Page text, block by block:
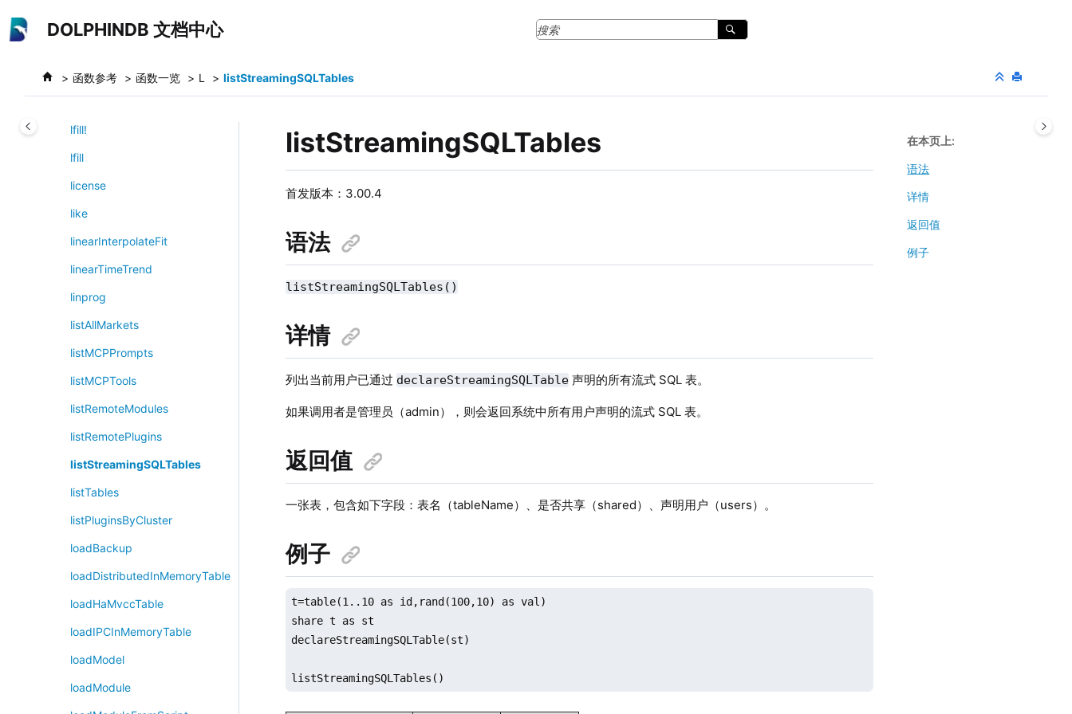
DOLPHINDB 文档中心
函数参考 函数一览 L listStreamingSQLTables
latestKeyedStreamTable
le
lfill!
lfill
license
like
linearInterpolateFit
linearTimeTrend
linprog
listAllMarkets
listMCPPrompts
listMCPTools
listRemoteModules
listRemotePlugins
listStreamingSQLTables
listTables
listPluginsByCluster
loadBackup
loadDistributedInMemoryTable
loadHaMvccTable
loadIPCInMemoryTable
loadModel
loadModule
listStreamingSQLTables
首发版本：3.00.4
语法
listStreamingSQLTables()
详情
列出当前用户已通过 declareStreamingSQLTable 声明的所有流式 SQL 表。
如果调用者是管理员（admin），则会返回系统中所有用户声明的流式 SQL 表。
返回值
一张表，包含如下字段：表名（tableName）、是否共享（shared）、声明用户（users）。
例子
t=table(1..10 as id,rand(100,10) as val)
share t as st
declareStreamingSQLTable(st)
listStreamingSQLTables()
在本页上
语法
详情
返回值
例子